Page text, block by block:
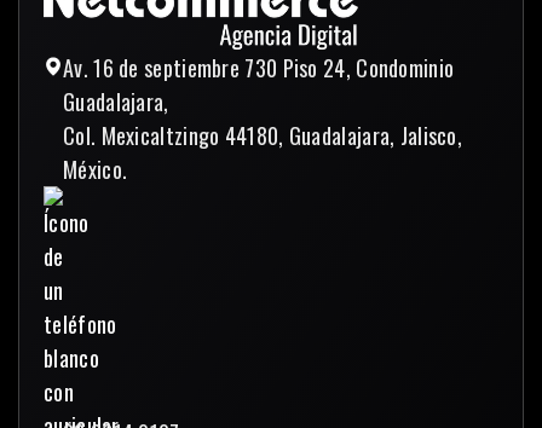
Av. 16 de septiembre 730 Piso 24, Condominio
Guadalajara,
Col. Mexicaltzingo 44180, Guadalajara, Jalisco,
México.